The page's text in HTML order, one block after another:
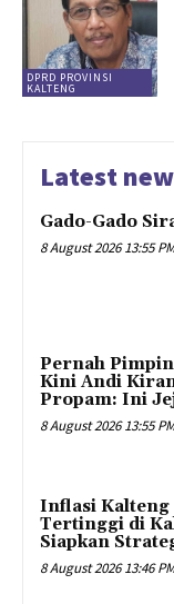
DPRD PROVINSI
KALTENG
Latest
Gado-Gado
8 August 2026 13:55 PM
Pernah
Kini Andi
Propam: Ini
8 August 2026 13:55 PM
Inflasi Kalteng
Tertinggi di
Siapkan
8 August 2026 13:46 PM